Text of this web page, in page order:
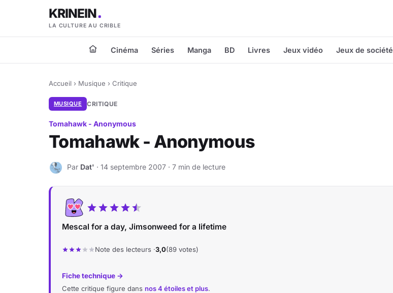
KRINEIN
LA CULTURE AU CRIBLE
Cinéma Séries Manga BD Livres Jeux vidéo Jeux de société
Accueil › Musique › Critique
MUSIQUE CRITIQUE
Tomahawk - Anonymous
Tomahawk - Anonymous
D Par Dat' · 14 septembre 2007 · 7 min de lecture
Mescal for a day, Jimsonweed for a lifetime
Note des lecteurs ·3,0(89 votes)
Fiche technique →
Cette critique figure dans nos 4 étoiles et plus.